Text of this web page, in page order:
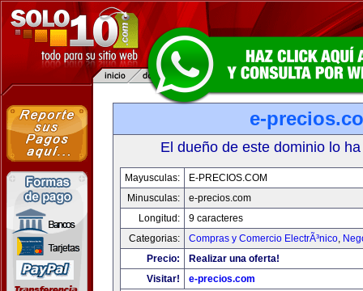
e-
El dueño de este dominio lo
Mayusculas:
E-PRECIOS.COM
Minusculas:
e-precios.com
Longitud:
9 caracteres
Categorias:
Compras y Comercio ElectrÃ³nico,
Precio:
Realizar una oferta!
Visitar!
e-precios.com